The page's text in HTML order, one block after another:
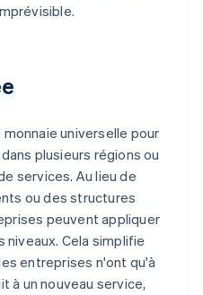
universelle pour
plusieurs régions ou
services. Au lieu de
ou des structures
peuvent appliquer
niveaux. Cela simplifie
entreprises n'ont qu'à
à un nouveau service,